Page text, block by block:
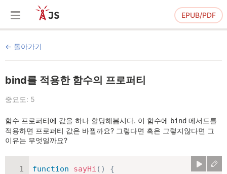
EPUB/PDF
돌아가기
bind를 적용한 함수의 프로퍼티
중요도: 5
함수 프로퍼티에 값을 하나 할당해봅시다. 이 함수에 bind 메서드를
적용하면 프로퍼티 값은 바뀔까요? 그렇다면 혹은 그렇지않다면 그
이유는 무엇일까요?
function sayHi ( )
{